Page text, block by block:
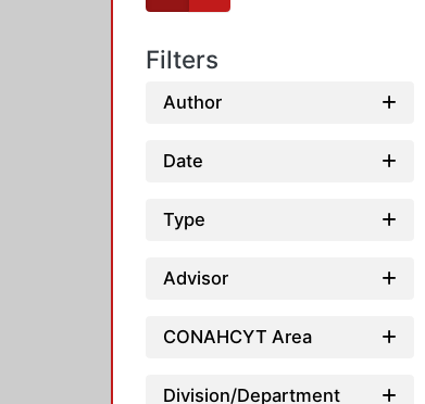
Filters
Author
Date
Type
Advisor
CONAHCYT Area
Division/Department